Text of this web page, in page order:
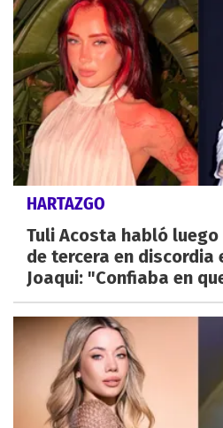
HARTAZGO
Tuli Acosta habló
de tercera en discordia
Joaqui: "Confiaba en